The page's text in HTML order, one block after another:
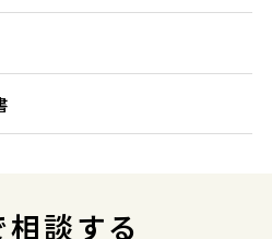
談する